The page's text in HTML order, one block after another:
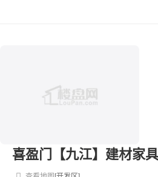
喜盈门【九江】建材家